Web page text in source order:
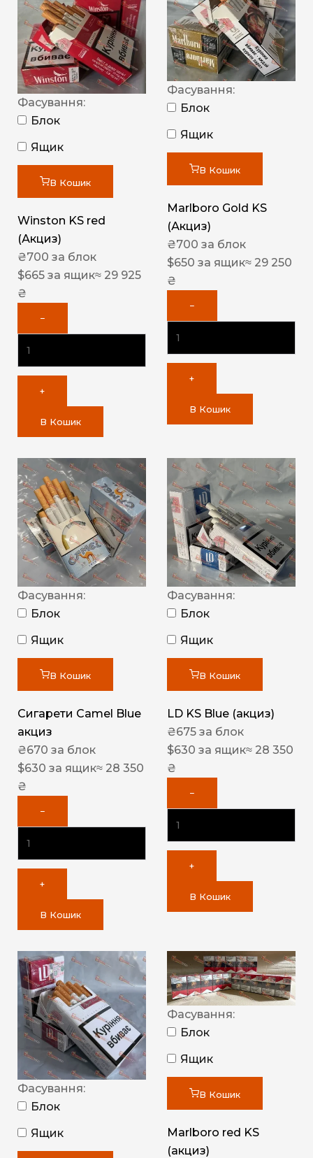
Фасування:
Блок
Ящик
В Кошик
Winston KS red
(Акциз)
₴700 за блок
$665 за ящик≈ 29 925
₴
−
+
В Кошик
Фасування:
Блок
Ящик
В Кошик
Marlboro Gold KS
(Акциз)
₴700 за блок
$650 за ящик≈ 29 250
₴
−
+
В Кошик
Фасування:
Блок
Ящик
В Кошик
Сигарети Camel Blue
акциз
₴670 за блок
$630 за ящик≈ 28 350
₴
−
+
В Кошик
Фасування:
Блок
Ящик
В Кошик
LD KS Blue (акциз)
₴675 за блок
$630 за ящик≈ 28 350
₴
−
+
В Кошик
Фасування:
Блок
Ящик
Фасування:
Блок
Ящик
В Кошик
Marlboro red KS
(акциз)